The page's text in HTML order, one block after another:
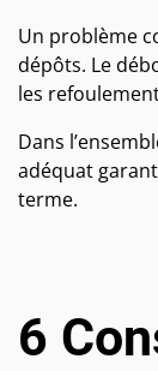
Un problème
dépôts. Le
les
Dans
adéquat
terme.
6